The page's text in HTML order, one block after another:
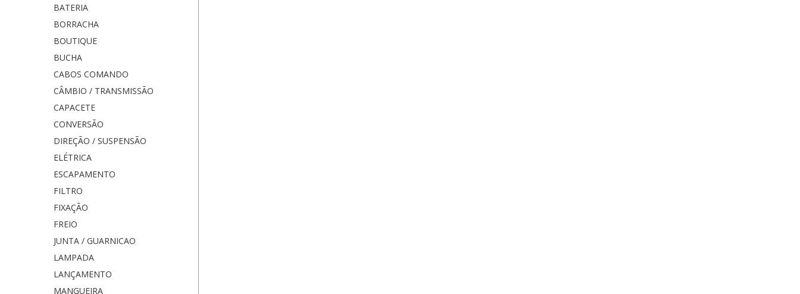
BATERIA
BORRACHA
BOUTIQUE
BUCHA
CABOS COMANDO
CÂMBIO / TRANSMISSÃO
CAPACETE
CONVERSÃO
DIREÇÃO / SUSPENSÃO
ELÉTRICA
ESCAPAMENTO
FILTRO
FIXAÇÃO
FREIO
JUNTA / GUARNICAO
LAMPADA
LANÇAMENTO
MANGUEIRA